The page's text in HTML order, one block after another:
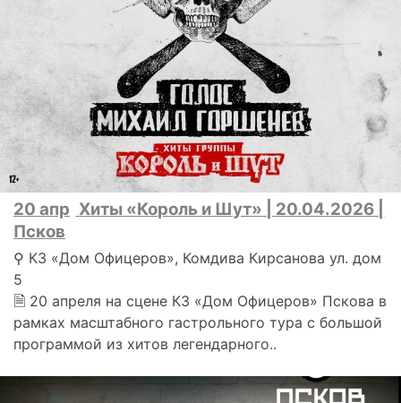
20 апр Хиты «Король и Шут» | 20.04.2026 |
Псков
⚲ КЗ «Дом Офицеров», Комдива Кирсанова ул. дом
5
🗎 20 апреля на сцене КЗ «Дом Офицеров» Пскова в
рамках масштабного гастрольного тура с большой
программой из хитов легендарного..